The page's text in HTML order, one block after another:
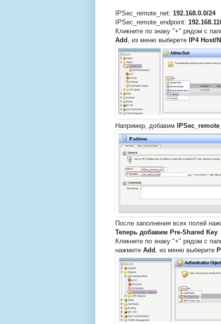
IPSec_remote_net: 192.168.0.0/24
IPSec_remote_endpoint:
Кликните по знаку "+" рядом с
Add
, из меню выберете IP4 Host/
Например, добавим
После заполнения всех полей
Теперь добавим Pre-Shared Key
Кликните по знаку "+" рядом с
нажмите Add , из меню выберите